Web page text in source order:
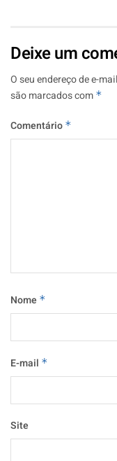
Deixe um
O seu endereço de e-
são marcados com *
Comentário *
Nome *
E-mail *
Site